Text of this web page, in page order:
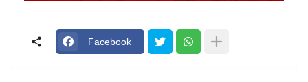
Facebook